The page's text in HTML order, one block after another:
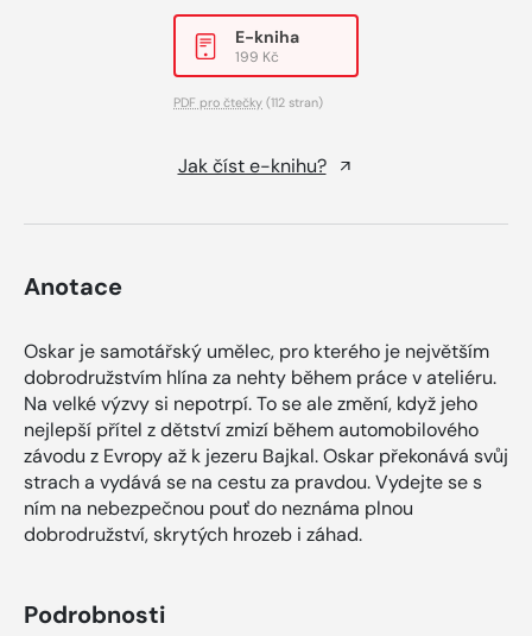
E-kniha
199 Kč
PDF pro čtečky (112 stran)
Jak číst e-knihu?
Anotace
Oskar je samotářský umělec, pro kterého je největším
dobrodružstvím hlína za nehty během práce v ateliéru.
Na velké výzvy si nepotrpí. To se ale změní, když jeho
nejlepší přítel z dětství zmizí během automobilového
závodu z Evropy až k jezeru Bajkal. Oskar překonává svůj
strach a vydává se na cestu za pravdou. Vydejte se s
ním na nebezpečnou pouť do neznáma plnou
dobrodružství, skrytých hrozeb i záhad.
Podrobnosti